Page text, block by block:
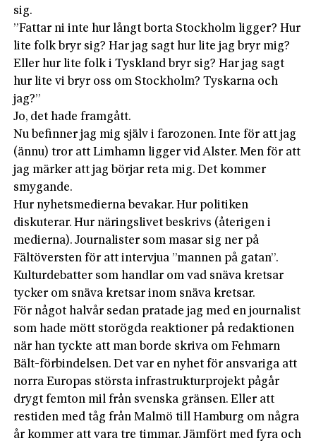
sig.
”Fattar ni inte hur långt borta Stockholm ligger? Hur
lite folk bryr sig? Har jag sagt hur lite jag bryr mig?
Eller hur lite folk i Tyskland bryr sig? Har jag sagt
hur lite vi bryr oss om Stockholm? Tyskarna och
jag?”
Jo, det hade framgått.
Nu befinner jag mig själv i farozonen. Inte för att jag
(ännu) tror att Limhamn ligger vid Alster. Men för att
jag märker att jag börjar reta mig. Det kommer
smygande.
Hur nyhetsmedierna bevakar. Hur politiken
diskuterar. Hur näringslivet beskrivs (återigen i
medierna). Journalister som masar sig ner på
Fältöversten för att intervjua ”mannen på gatan”.
Kulturdebatter som handlar om vad snäva kretsar
tycker om snäva kretsar inom snäva kretsar.
För något halvår sedan pratade jag med en journalist
som hade mött storögda reaktioner på redaktionen
när han tyckte att man borde skriva om Fehmarn
Bält-förbindelsen. Det var en nyhet för ansvariga att
norra Europas största infrastrukturprojekt pågår
drygt femton mil från svenska gränsen. Eller att
restiden med tåg från Malmö till Hamburg om några
år kommer att vara tre timmar. Jämfört med fyra och